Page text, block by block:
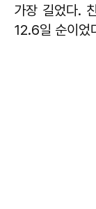
가장 길었다.
12.6일 순이었